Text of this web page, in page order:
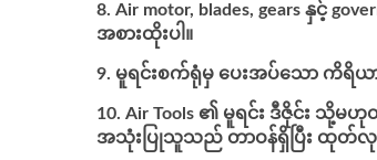
Air motor, blades, gears နှင့်
အစားထိုးပါ။
မူရင်းစက်ရုံမှ ပေးအပ်သော ကိရိယာ
Air Tools ၏ မူရင်း ဒီဇိုင်း သို့
အသုံးပြုသူသည် တာဝန်ရှိပြီး ထုတ်လု